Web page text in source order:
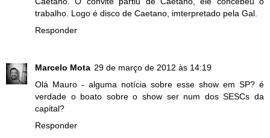
trabalho. Logo é disco de Caetano, imterpretado pela Gal.
Responder
Marcelo Mota 29 de março de 2012 às 14:19
Olá Mauro - alguma notícia sobre esse show em SP? é
verdade o boato sobre o show ser num dos SESCs da
capital?
Responder